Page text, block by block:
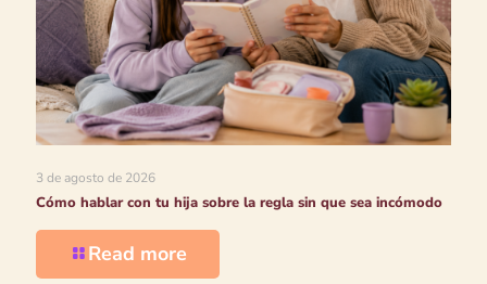
3 de agosto de 2026
Cómo hablar con tu hija sobre la regla sin que sea incómodo
Read more